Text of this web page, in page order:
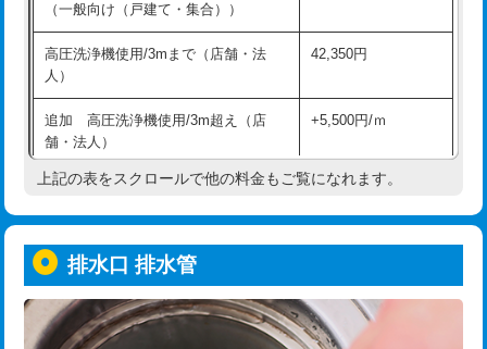
※給水管工事は20mmまでの価格です。
給水管工事※（保温材使用（バンド止
め込み）)
5,500円
給水管工事※（土の掘削・埋め戻し作
業)
11,000円
給水管工事※（塩ビ管（VP・HI）使
用/3ｍまで)
用（追加）/3ｍ超え)
給水管工事※（ライニング鋼管・銅
管・ポリ管・HT管使用/3ｍまで)
44,000円
（一般向け（戸建て・集合））
高圧洗浄機使用/3mまで（店舗・法
人）
42,350円
追加 高圧洗浄機使用/3m超え（店
舗・法人）
+5,500円/ｍ
高度高圧洗浄換 現地調査
トーラー機使用/3mまで
追加トーラー機使用/3m超え +3,300円
上記の表をスクロールで他の料金もご覧になれます。
排水口 排水管